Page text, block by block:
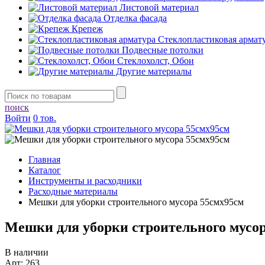
Листовой материал
Отделка фасада
Крепеж
Стеклопластиковая
Подвесные потолки
Стеклохолст, Обои
Другие материалы
поиск
Войти 0 тов.
Главная
Каталог
Инструменты и расходники
Расходные материалы
Мешки для уборки строительного мусора 55смx95см
Мешки для уборки строительного
В наличии
Арт: 263